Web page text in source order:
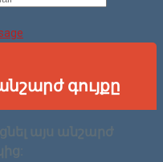
գույքը
այս անշարժ